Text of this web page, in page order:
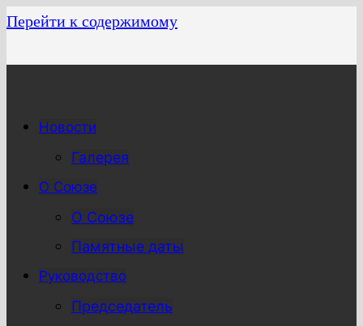
Перейти к содержимому
Новости
Галерея
О Союзе
О Союзе
Памятные даты
Руководство
Председатель